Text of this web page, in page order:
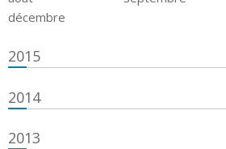
décembre
2015
2014
2013